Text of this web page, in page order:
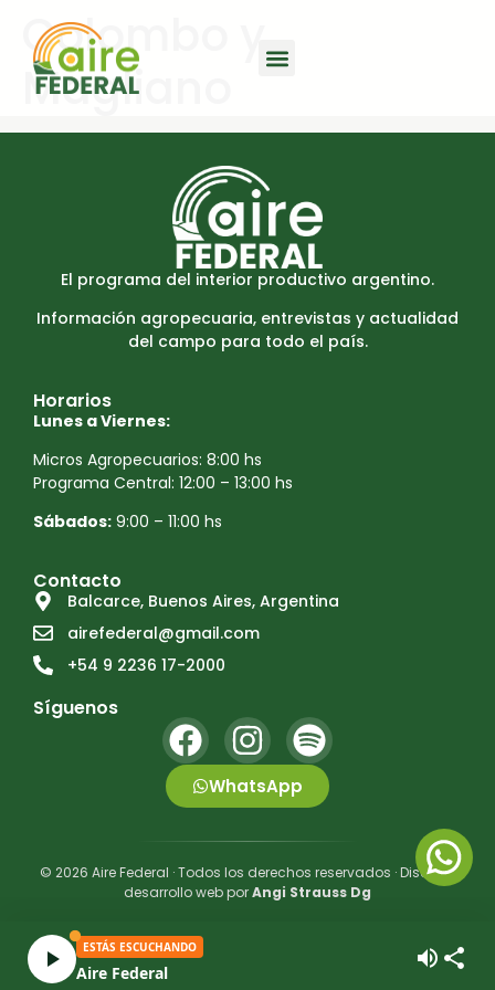
Colombo y
Magliano
El programa del interior productivo argentino.
Información agropecuaria, entrevistas y actualidad
del campo para todo el país.
Horarios
Lunes a Viernes:
Micros Agropecuarios: 8:00 hs
Programa Central: 12:00 – 13:00 hs
Sábados: 9:00 – 11:00 hs
Contacto
Balcarce, Buenos Aires, Argentina
airefederal@gmail.com
+54 9 2236 17-2000
Síguenos
WhatsApp
© 2026 Aire Federal · Todos los derechos reservados · Diseño y
desarrollo web porAngi Strauss Dg